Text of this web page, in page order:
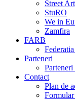
Street
StuRO
We in
Zamfira
FARB
Parteneri
Parteneri
Contact
Plan de